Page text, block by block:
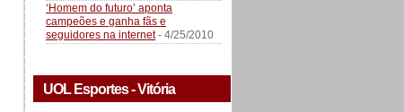
‘Homem do futuro’ aponta
campeões e ganha fãs e
seguidores na internet- 4/25/2010
UOL Esportes - Vitória